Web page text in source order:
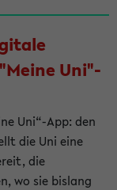
Uni"-
Uni“-App: den
die Uni eine
die
wo sie bislang